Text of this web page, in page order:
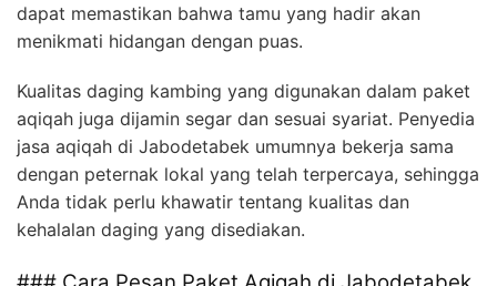
dapat memastikan bahwa tamu yang hadir akan
menikmati hidangan dengan puas.
Kualitas daging kambing yang digunakan dalam paket
aqiqah juga dijamin segar dan sesuai syariat. Penyedia
jasa aqiqah di Jabodetabek umumnya bekerja sama
dengan peternak lokal yang telah terpercaya, sehingga
Anda tidak perlu khawatir tentang kualitas dan
kehalalan daging yang disediakan.